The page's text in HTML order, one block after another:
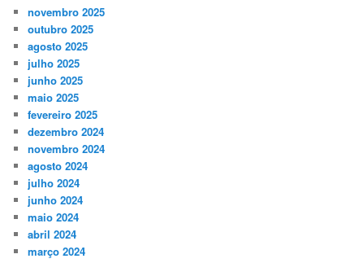
novembro 2025
outubro 2025
agosto 2025
julho 2025
junho 2025
maio 2025
fevereiro 2025
dezembro 2024
novembro 2024
agosto 2024
julho 2024
junho 2024
maio 2024
abril 2024
março 2024